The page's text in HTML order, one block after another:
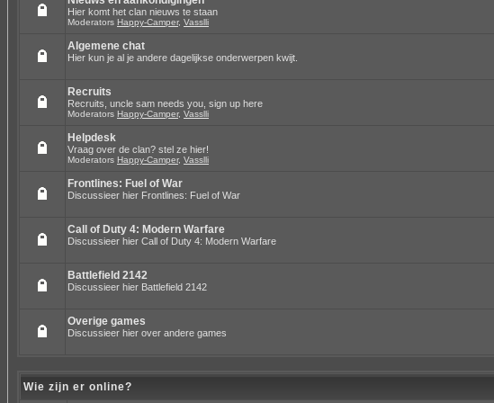
Hier komt het clan nieuws te staan
Moderators Happy-Camper, Vasslli
Algemene chat
Hier kun je al je andere dagelijkse onderwerpen kwijt.
Recruits
Recruits, uncle sam needs you, sign up here
Moderators Happy-Camper, Vasslli
Helpdesk
Vraag over de clan? stel ze hier!
Moderators Happy-Camper, Vasslli
Frontlines: Fuel of War
Discussieer hier Frontlines: Fuel of War
Call of Duty 4: Modern Warfare
Discussieer hier Call of Duty 4: Modern Warfare
Battlefield 2142
Discussieer hier Battlefield 2142
Overige games
Discussieer hier over andere games
Wie zijn er online?